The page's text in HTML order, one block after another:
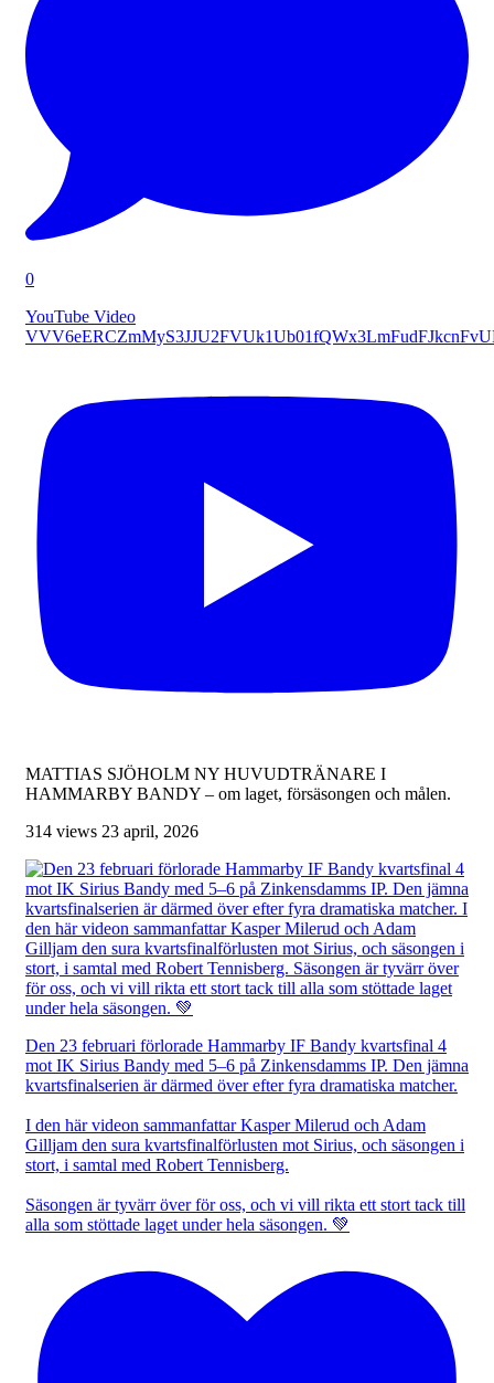
0
YouTube Video
MATTIAS SJÖHOLM NY HUVUDTRÄNARE I
HAMMARBY BANDY – om laget, försäsongen och målen.
314 views 23 april, 2026
Den 23 februari förlorade Hammarby IF Bandy kvartsfinal 4
mot IK Sirius Bandy med 5–6 på Zinkensdamms IP. Den jämna
kvartsfinalserien är därmed över efter fyra dramatiska matcher.
I den här videon sammanfattar Kasper Milerud och Adam
Gilljam den sura kvartsfinalförlusten mot Sirius, och säsongen i
stort, i samtal med Robert Tennisberg.
Säsongen är tyvärr över för oss, och vi vill rikta ett stort tack till
alla som stöttade laget under hela säsongen. 💚